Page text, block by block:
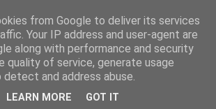
ISSN 2459-5632
from Google to deliver its services
Your IP address and user-agent are
along with performance and security
quality of service, generate usage
and address abuse.
LEARN MORE GOT IT